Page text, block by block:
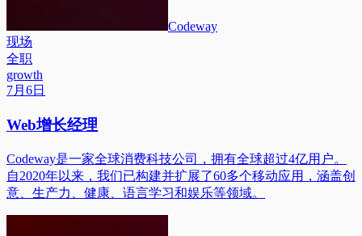
Codeway
现场
全职
growth
7月6日
Web增长经理
Codeway是一家全球消费科技公司，拥有全球超过4亿用户。
自2020年以来，我们已构建并扩展了60多个移动应用，涵盖创
意、生产力、健康、语言学习和娱乐等领域。